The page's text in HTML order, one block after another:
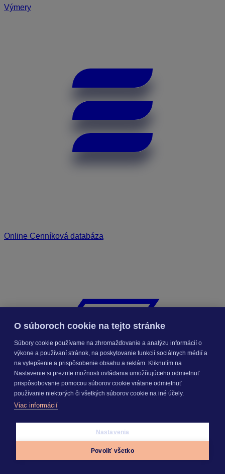
Výmery
Online Cenníková databáza
O súboroch cookie na tejto stránke
Súbory cookie používame na zhromažďovanie a analýzu informácií o
výkone a používaní stránok, na poskytovanie funkcií sociálnych médií a
na vylepšenie a prispôsobenie obsahu a reklám. Kliknutím na
Nastavenie si prezrite možnosti ovládania umožňujúceho odmietnuť
prispôsobovanie pomocou súborov cookie vrátane odmietnuť
používanie niektorých či všetkých súborov cookie na iné účely.
Viac informácií
Nastavenia
Povoliť všetko